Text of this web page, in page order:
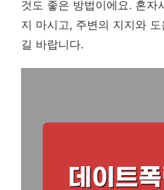
것도 좋은 방법이에요. 혼자
지 마시고, 주변의 지지와
길 바랍니다.